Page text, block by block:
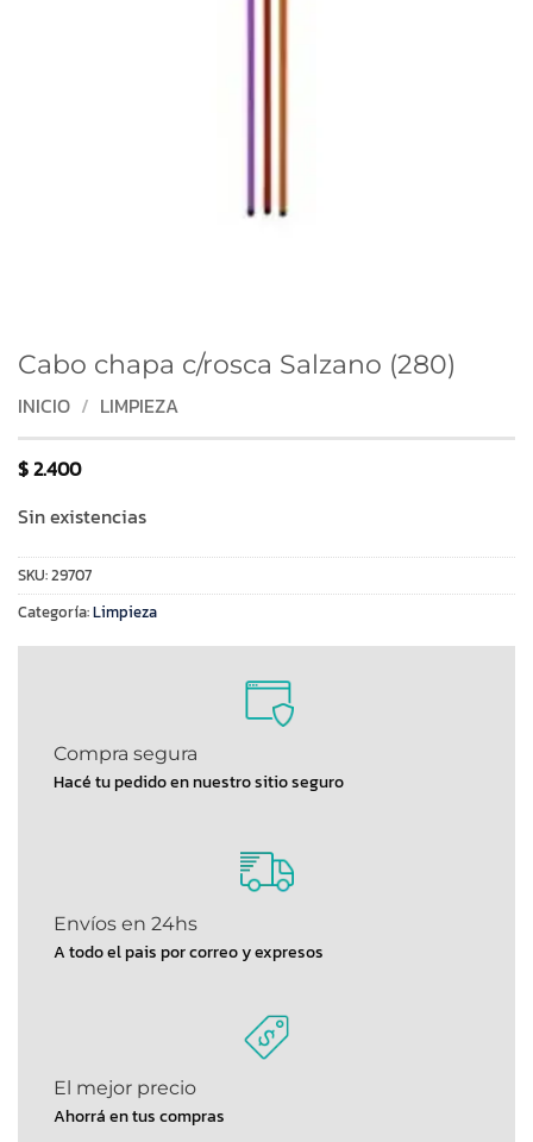
Cabo chapa c/rosca Salzano (280)
INICIO / LIMPIEZA
$2.400
Sin existencias
SKU:29707
Categoría:Limpieza
Compra segura
Hacé tu pedido en nuestro sitio seguro
Envíos en 24hs
A todo el pais por correo y expresos
El mejor precio
Ahorrá en tus compras